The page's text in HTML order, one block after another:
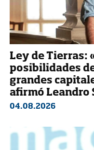
Ley de Tierras:
posibilidades
grandes
afirmó Leandro
04.08.2026